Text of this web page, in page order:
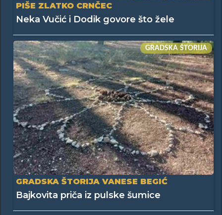
PIŠE ZLATKO CRNČEC
Neka Vučić i Dodik govore što žele
GRADSKA ŠTORIJA
GRADSKA ŠTORIJA VANESE BEGIĆ
Bajkovita priča iz pulske šumice